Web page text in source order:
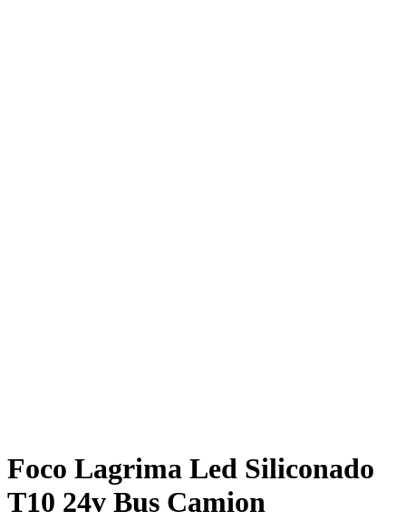
Foco Lagrima Led Siliconado
T10 24v Bus Camion